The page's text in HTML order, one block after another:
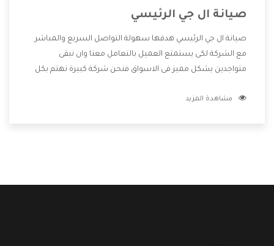
صيانة ال جي الرئيسي
صيانة ال جي الرئيسي هدفها سهولة التواصل السريع والمباشر
مع الشركة لكى يستمتع العميل بالتعامل معنا وان نبقى
متواجدين بشكل مميز فى الاسواق فنحن شركة كبيرة نهتم بكل
الشركة بها والتى تكون منها خدمة الصيانة التى تكون من أهم
مشاهدة المزيد